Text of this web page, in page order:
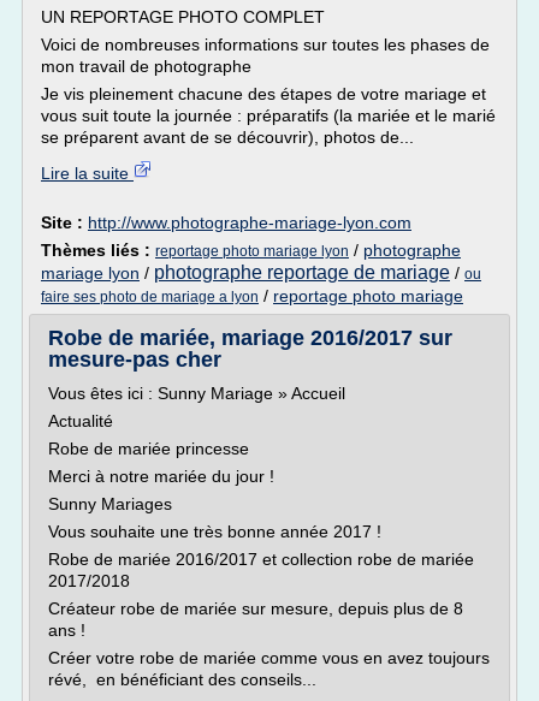
UN REPORTAGE PHOTO COMPLET
Voici de nombreuses informations sur toutes les phases de
mon travail de photographe
Je vis pleinement chacune des étapes de votre mariage et
vous suit toute la journée : préparatifs (la mariée et le marié
se préparent avant de se découvrir), photos de...
Lire la suite
Site : http://www.photographe-mariage-lyon.com
Thèmes liés : reportage photo mariage lyon / photographe
mariage lyon / photographe reportage de mariage / ou
faire ses photo de mariage a lyon / reportage photo mariage
Robe de mariée, mariage 2016/2017 sur
mesure-pas cher
Vous êtes ici : Sunny Mariage » Accueil
Actualité
Robe de mariée princesse
Merci à notre mariée du jour !
Sunny Mariages
Vous souhaite une très bonne année 2017 !
Robe de mariée 2016/2017 et collection robe de mariée
2017/2018
Créateur robe de mariée sur mesure, depuis plus de 8
ans !
Créer votre robe de mariée comme vous en avez toujours
révé, en bénéficiant des conseils...